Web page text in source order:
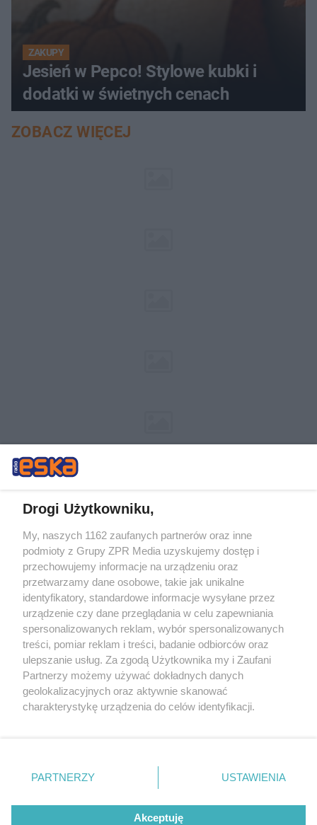
ZAKUPY
Jesień w Pepco! Stylowe kubki i
dodatki w świetnych cenach
ZOBACZ WIĘCEJ
Żaden utwór zamieszczony w serwisie nie może być powielany i
rozpowszechniany lub dalej rozpowszechniany w jakikolwiek sposób (w
tym także elektroniczny lub mechaniczny) na jakimkolwiek polu
eksploatacji w jakiejkolwiek formie, włącznie z umieszczaniem w
Internecie bez pisemnej zgody właściciela praw. Jakiekolwiek użycie lub
wykorzystanie utworów w całości lub w części z naruszeniem prawa,
tzn. bez właściwej zgody, jest zabronione pod groźbą kary i może być
ścigane prawnie.
© 2026 Grupa ZPR Media
Drogi Użytkowniku,
My, naszych 1162 zaufanych partnerów oraz inne
podmioty z Grupy ZPR Media uzyskujemy dostęp i
przechowujemy informacje na urządzeniu oraz
przetwarzamy dane osobowe, takie jak unikalne
identyfikatory, standardowe informacje wysyłane przez
urządzenie czy dane przeglądania w celu zapewniania
spersonalizowanych reklam, wybór spersonalizowanych
treści, pomiar reklam i treści, badanie odbiorców oraz
ulepszanie usług. Za zgodą Użytkownika my i Zaufani
Partnerzy możemy używać dokładnych danych
geolokalizacyjnych oraz aktywnie skanować
charakterystykę urządzenia do celów identyfikacji.
zmienić/wycofać klikając przycisk ustawień prywatności
znajdujący się w lewym dolnym rogu strony
rodzaje przetwarzania danych nie wymagają zgody
użytkownika, ale masz prawo sprzeciwić się takiemu
PARTNERZY USTAWIENIA
Akceptuję